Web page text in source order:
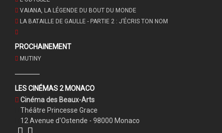
VAIANA, LA LÉGENDE DU BOUT DU MONDE
LA BATAILLE DE GAULLE - PARTIE 2 : J’ÉCRIS TON NOM
PROCHAINEMENT
MUTINY
LES CINÉMAS 2 MONACO
Cinéma des Beaux-Arts
Théâtre Princesse Grace
12 Avenue d'Ostende - 98000 Monaco